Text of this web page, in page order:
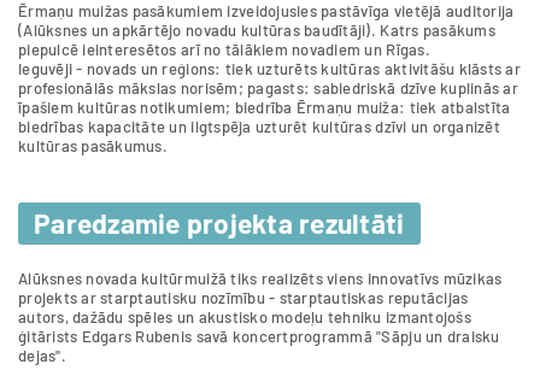
Ērmaņu muižas pasākumiem izveidojusies pastāvīga vietējā auditorija
(Alūksnes un apkārtējo novadu kultūras baudītāji). Katrs pasākums
piepulcē ieinteresētos arī no tālākiem novadiem un Rīgas.
Ieguvēji - novads un reģions: tiek uzturēts kultūras aktivitāšu klāsts ar
profesionālās mākslas norisēm; pagasts: sabiedriskā dzīve kuplinās ar
īpašiem kultūras notikumiem; biedrība Ērmaņu muiža: tiek atbalstīta
biedrības kapacitāte un ilgtspēja uzturēt kultūras dzīvi un organizēt
kultūras pasākumus.
Paredzamie projekta rezultāti
Alūksnes novada kultūrmuižā tiks realizēts viens innovatīvs mūzikas
projekts ar starptautisku nozīmību - starptautiskas reputācijas
autors, dažādu spēles un akustisko modeļu tehniku izmantojošs
ģitārists Edgars Rubenis savā koncertprogrammā "Sāpju un draisku
dejas".